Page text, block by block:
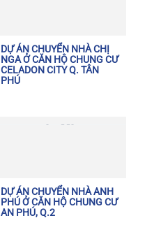
DỰ ÁN CHUYỂN NHÀ CHỊ
NGA Ở CĂN HỘ CHUNG CƯ
CELADON CITY Q. TÂN
PHÚ
DỰ ÁN CHUYỂN NHÀ ANH
PHÚ Ở CĂN HỘ CHUNG CƯ
AN PHÚ, Q.2